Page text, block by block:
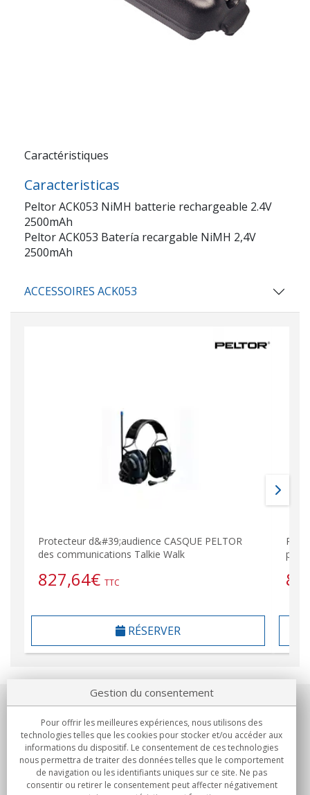
Caractéristiques
Caracteristicas
Peltor ACK053 NiMH batterie rechargeable 2.4V
2500mAh
Peltor ACK053 Batería recargable NiMH 2,4V
2500mAh
ACCESSOIRES ACK053
Protecteur d&#39;audience CASQUE PELTOR
des communications Talkie Walk
827,64€ TTC
RÉSERVER
Notre société
Engagements
Achats
Gestion du consentement
Pour offrir les meilleures expériences, nous utilisons des
technologies telles que les cookies pour stocker et/ou accéder aux
informations du dispositif. Le consentement de ces technologies
nous permettra de traiter des données telles que le comportement
de navigation ou les identifiants uniques sur ce site. Ne pas
consentir ou retirer le consentement peut affecter négativement